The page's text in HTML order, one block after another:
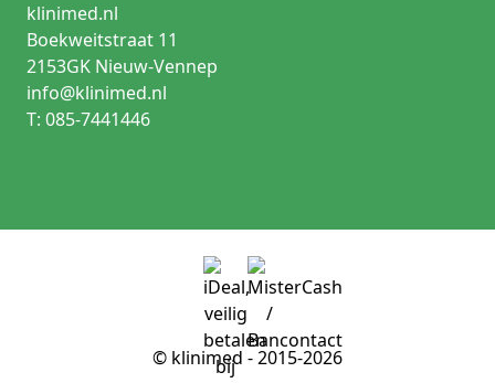
klinimed.nl
Boekweitstraat 11
2153GK Nieuw-Vennep
info@klinimed.nl
T: 085-7441446
© klinimed - 2015-2026